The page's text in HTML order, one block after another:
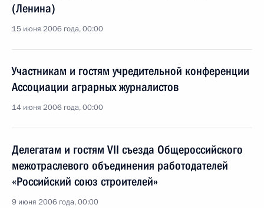
(Ленина)
15 июня 2006 года, 00:00
Участникам и гостям учредительной конференции
Ассоциации аграрных журналистов
14 июня 2006 года, 00:00
Делегатам и гостям VII съезда Общероссийского
межотраслевого объединения работодателей
«Российский союз строителей»
9 июня 2006 года, 00:00